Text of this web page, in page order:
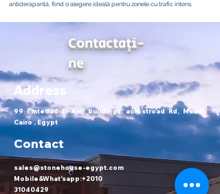
antiderapantă, fiind o alegere ideală pentru zonele cu trafic intens.
Contactaţi-
ne
Address
99 Emtedad El-Aml buildings, autostroad Rd, Maadi,
Cairo , Egypt
Contact
sales@stonehouse-egypt.com
Mobile&What'sapp:+2010
31040429